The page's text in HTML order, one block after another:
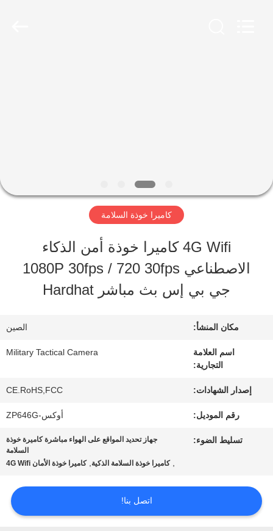
برنامج
حولنا
المصنع
مراقبة
الجودة
اتصل
بنا
كاميرا خوذة السلامة
4G Wifi كاميرا خوذة أمن الذكاء
الاصطناعي 1080P 30fps / 720 30fps
جي بي إس بث مباشر Hardhat
مكان المنشأ: الصين
اسم العلامة
التجارية:
Military Tactical Camera
إصدار الشهادات: CE.RoHS,FCC
رقم الموديل: أوكس-ZP646G
تسليط الضوء:
جهاز تحديد المواقع على الهواء مباشرة كاميرة خوذة
السلامة
,كاميرا خوذة السلامة الذكية,كاميرا خوذة الأمان 4G Wifi
اتصل بنا!